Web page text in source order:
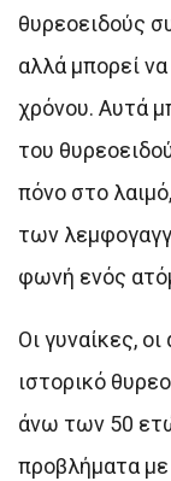
θυρεοειδούς
αλλά μπορεί
χρόνου. Αυτά
του
πόνο στο
των
φωνή ενός
Οι γυναίκες,
ιστορικό
άνω των 50
προβλήματα με